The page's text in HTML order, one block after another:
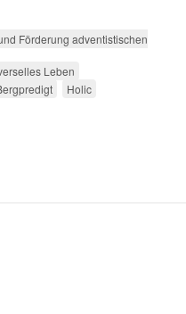
Förderung adventistischen
Leben
Holic